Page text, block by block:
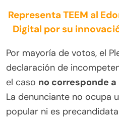
Representa TEEM al
Digital por su
Por mayoría de votos, el
declaración de
el caso no corresponde
La denunciante no ocupa
popular ni es